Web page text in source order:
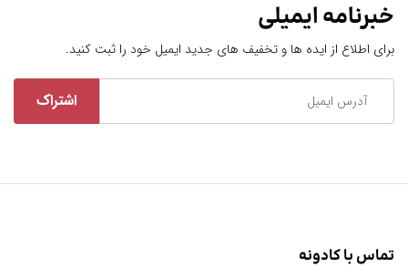
خبرنامه ایمیلی
برای اطلاع از ایده ها و تخفیف های جدید ایمیل خود را ثبت کنید.
تماس با کادونه